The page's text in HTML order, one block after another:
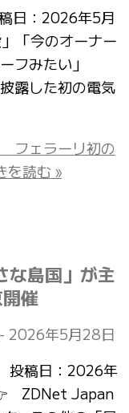
日：2026年5月
「今のオーナー
フみたい」
露した初の電気
フェラーリ初の
を読む »
な島国」が主
催
- 2026年5月28日
稿日：2026年
ZDNet Japan